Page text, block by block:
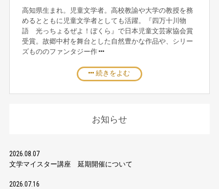
高知県生まれ。児童文学者。高校教諭や大学の教授を務
めるとともに児童文学者としても活躍。『四万十川物
語 光っちょるぜよ！ぼくら』で日本児童文芸家協会賞
受賞。故郷中村を舞台とした自然豊かな作品や、シリー
ズもののファンタジー作
続きをよむ
お知らせ
2026.08.07
文学マイスター講座 延期開催について
2026.07.16